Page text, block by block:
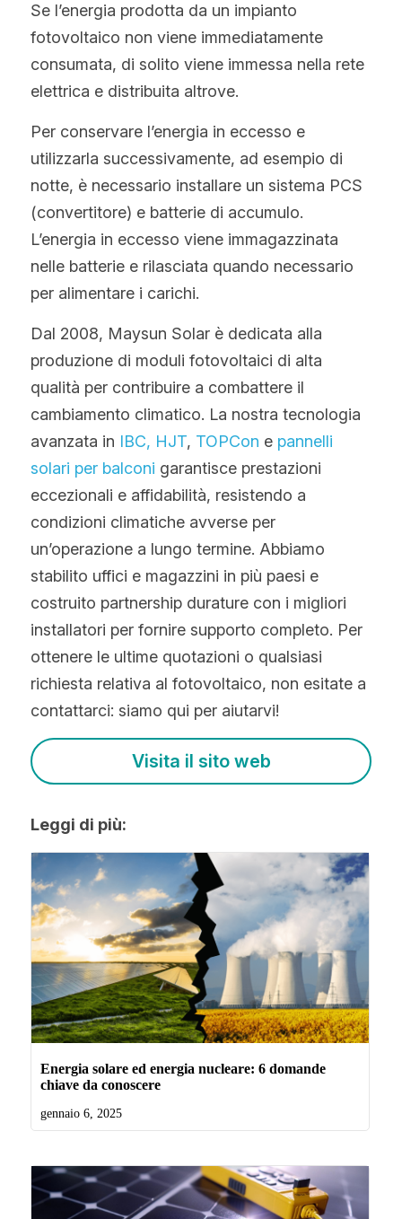
Se l’energia prodotta da un impianto
fotovoltaico non viene immediatamente
consumata, di solito viene immessa nella rete
elettrica e distribuita altrove.
Per conservare l’energia in eccesso e
utilizzarla successivamente, ad esempio di
notte, è necessario installare un sistema PCS
(convertitore) e batterie di accumulo.
L’energia in eccesso viene immagazzinata
nelle batterie e rilasciata quando necessario
per alimentare i carichi.
Dal 2008, Maysun Solar è dedicata alla
produzione di moduli fotovoltaici di alta
qualità per contribuire a combattere il
cambiamento climatico. La nostra tecnologia
avanzata in IBC, HJT, TOPCon e pannelli
solari per balconi garantisce prestazioni
eccezionali e affidabilità, resistendo a
condizioni climatiche avverse per
un’operazione a lungo termine. Abbiamo
stabilito uffici e magazzini in più paesi e
costruito partnership durature con i migliori
installatori per fornire supporto completo. Per
ottenere le ultime quotazioni o qualsiasi
richiesta relativa al fotovoltaico, non esitate a
contattarci: siamo qui per aiutarvi!
Visita il sito web
Leggi di più: